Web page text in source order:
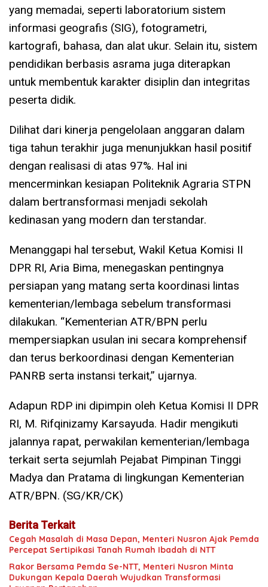
yang memadai, seperti laboratorium sistem
informasi geografis (SIG), fotogrametri,
kartografi, bahasa, dan alat ukur. Selain itu, sistem
pendidikan berbasis asrama juga diterapkan
untuk membentuk karakter disiplin dan integritas
peserta didik.
Dilihat dari kinerja pengelolaan anggaran dalam
tiga tahun terakhir juga menunjukkan hasil positif
dengan realisasi di atas 97%. Hal ini
mencerminkan kesiapan Politeknik Agraria STPN
dalam bertransformasi menjadi sekolah
kedinasan yang modern dan terstandar.
Menanggapi hal tersebut, Wakil Ketua Komisi II
DPR RI, Aria Bima, menegaskan pentingnya
persiapan yang matang serta koordinasi lintas
kementerian/lembaga sebelum transformasi
dilakukan. “Kementerian ATR/BPN perlu
mempersiapkan usulan ini secara komprehensif
dan terus berkoordinasi dengan Kementerian
PANRB serta instansi terkait,” ujarnya.
Adapun RDP ini dipimpin oleh Ketua Komisi II DPR
RI, M. Rifqinizamy Karsayuda. Hadir mengikuti
jalannya rapat, perwakilan kementerian/lembaga
terkait serta sejumlah Pejabat Pimpinan Tinggi
Madya dan Pratama di lingkungan Kementerian
ATR/BPN. (SG/KR/CK)
Berita Terkait
Cegah Masalah di Masa Depan, Menteri Nusron Ajak Pemda
Percepat Sertipikasi Tanah Rumah Ibadah di NTT
Rakor Bersama Pemda Se-NTT, Menteri Nusron Minta
Dukungan Kepala Daerah Wujudkan Transformasi